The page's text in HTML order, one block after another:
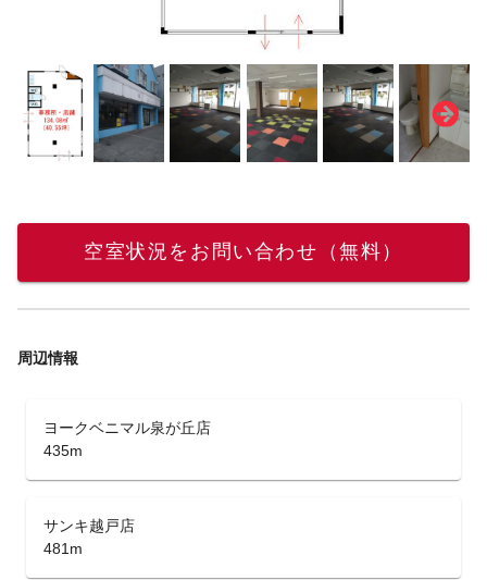
空室状況をお問い合わせ（無料）
周辺情報
ヨークベニマル泉が丘店
435m
サンキ越戸店
481m